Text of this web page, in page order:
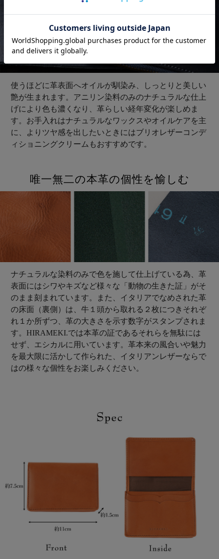
使うほどに革表面へオイルが馴染み、しっとりと美しい
艶が生まれます。アニリン染料のみのナチュラルな仕上
げにより色も濃くなり、革らしい経年変化が楽しめま
す。お手入れはナチュラルなワックスやオイルケアを主
に、よりツヤ感を出したいときにはブリオレザーコンデ
ィショニングクリームもおすすめです。
唯一無二の本革の個性を愉しむ
ナチュラルな染料のみで色を施して仕上げている為、革
表面にはシワやキズなど様々な「動物の生きた証」がそ
のまま刻まれています。また、イタリアでなめされた革
の床面（裏側）は、牛１頭から取れる２枚につきそれぞ
れ１か所ずつ、革の大きさを示す数字がスタンプされま
す。HIRAMEKI.では本革の証であるそれらを無駄には
せず、エシカルに用いています。革本来の風合いや魅力
を最大限に活かして作られた、イタリアンレザーならで
はの様々な個性をお楽しみください。